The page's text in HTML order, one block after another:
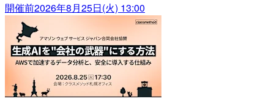
開催前2026年8月25日(火) 13:00